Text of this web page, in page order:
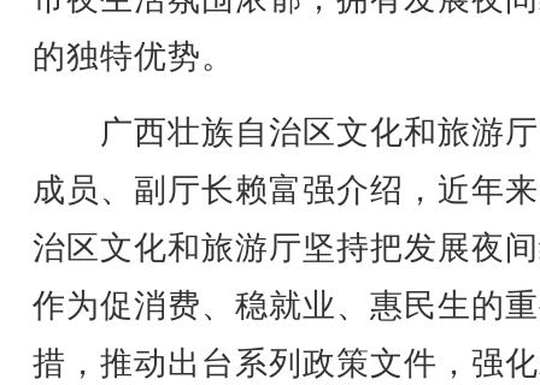
的独特优势。
广西壮族自治区文化和旅游
成员、副厅长赖富强介绍，近年
治区文化和旅游厅坚持把发展夜
作为促消费、稳就业、惠民生的
措，推动出台系列政策文件，强